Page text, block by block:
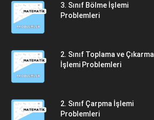
3. Sınıf Bölme İşlemi
Problemleri
2. Sınıf Toplama ve Çıkarma
İşlemi Problemleri
2. Sınıf Çarpma İşlemi
Problemleri